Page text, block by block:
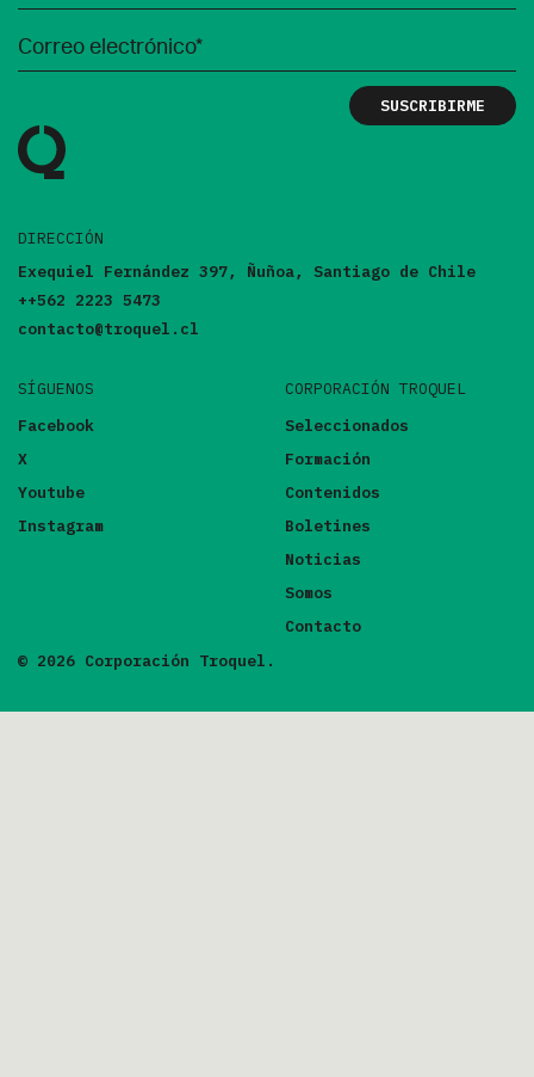
DIRECCIÓN
Exequiel Fernández 397, Ñuñoa, Santiago de Chile
++562 2223 5473
contacto@troquel.cl
SÍGUENOS
Facebook
X
Youtube
Instagram
CORPORACIÓN TROQUEL
Seleccionados
Formación
Contenidos
Boletines
Noticias
Somos
Contacto
© 2026 Corporación Troquel.